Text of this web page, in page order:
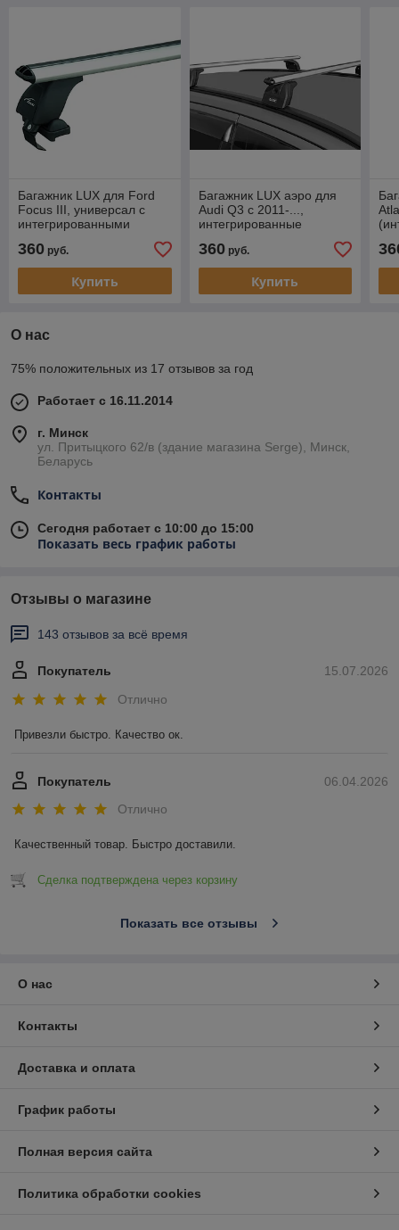
Багажник LUX для Ford
Focus III, универсал с
интегрированными
(аэродинамическая дуга)
360 руб.
Купить
Багажник LUX аэро для
Audi Q3 с 2011-...,
интегрированные
360руб.
Купить
О нас
75% положительных из 17 отзывов за год
Работает с 16.11.2014
г. Минск
ул. Притыцкого 62/в (здание магазина Serge), Минск,
Беларусь
Контакты
Сегодня работает с 10:00 до 15:00
Показать весь график работы
Отзывы о магазине
143 отзывов за всё время
15.07.2026
Покупатель
Отлично
Привезли быстро. Качество ок.
06.04.2026
Покупатель
Отлично
Качественный товар. Быстро доставили.
Сделка подтверждена через корзину
Показать все отзывы
О нас
Контакты
Доставка и оплата
График работы
Полная версия сайта
Политика обработки cookies